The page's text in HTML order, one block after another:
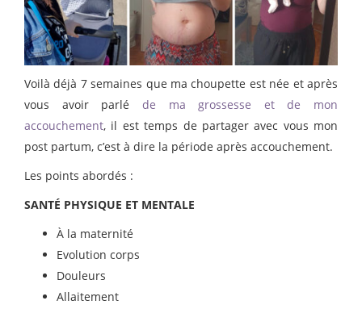
Voilà déjà 7 semaines que ma choupette est née et après
vous avoir parlé de ma grossesse et de mon
accouchement, il est temps de partager avec vous mon
post partum, c’est à dire la période après accouchement.
Les points abordés :
SANTÉ PHYSIQUE ET MENTALE
À la maternité
Evolution corps
Douleurs
Allaitement